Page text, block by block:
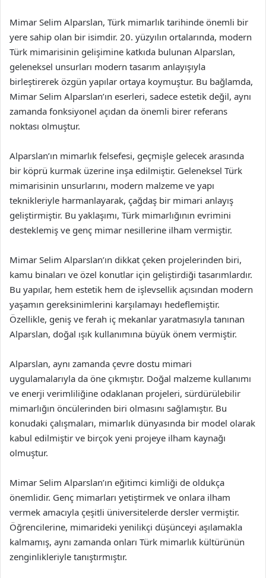
Mimar Selim Alparslan, Türk mimarlık tarihinde önemli bir
yere sahip olan bir isimdir. 20. yüzyılın ortalarında, modern
Türk mimarisinin gelişimine katkıda bulunan Alparslan,
geleneksel unsurları modern tasarım anlayışıyla
birleştirerek özgün yapılar ortaya koymuştur. Bu bağlamda,
Mimar Selim Alparslan’ın eserleri, sadece estetik değil, aynı
zamanda fonksiyonel açıdan da önemli birer referans
noktası olmuştur.
Alparslan’ın mimarlık felsefesi, geçmişle gelecek arasında
bir köprü kurmak üzerine inşa edilmiştir. Geleneksel Türk
mimarisinin unsurlarını, modern malzeme ve yapı
teknikleriyle harmanlayarak, çağdaş bir mimari anlayış
geliştirmiştir. Bu yaklaşımı, Türk mimarlığının evrimini
desteklemiş ve genç mimar nesillerine ilham vermiştir.
Mimar Selim Alparslan’ın dikkat çeken projelerinden biri,
kamu binaları ve özel konutlar için geliştirdiği tasarımlardır.
Bu yapılar, hem estetik hem de işlevsellik açısından modern
yaşamın gereksinimlerini karşılamayı hedeflemiştir.
Özellikle, geniş ve ferah iç mekanlar yaratmasıyla tanınan
Alparslan, doğal ışık kullanımına büyük önem vermiştir.
Alparslan, aynı zamanda çevre dostu mimari
uygulamalarıyla da öne çıkmıştır. Doğal malzeme kullanımı
ve enerji verimliliğine odaklanan projeleri, sürdürülebilir
mimarlığın öncülerinden biri olmasını sağlamıştır. Bu
konudaki çalışmaları, mimarlık dünyasında bir model olarak
kabul edilmiştir ve birçok yeni projeye ilham kaynağı
olmuştur.
Mimar Selim Alparslan’ın eğitimci kimliği de oldukça
önemlidir. Genç mimarları yetiştirmek ve onlara ilham
vermek amacıyla çeşitli üniversitelerde dersler vermiştir.
Öğrencilerine, mimarideki yenilikçi düşünceyi aşılamakla
kalmamış, aynı zamanda onları Türk mimarlık kültürünün
zenginlikleriyle tanıştırmıştır.